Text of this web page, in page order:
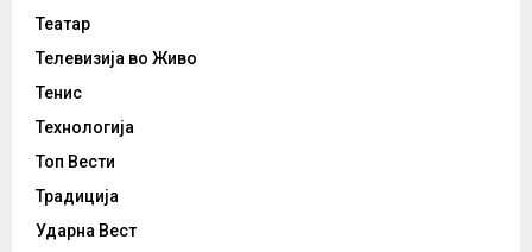
Театар
Телевизија во Живо
Тенис
Технологија
Топ Вести
Традиција
Ударна Вест